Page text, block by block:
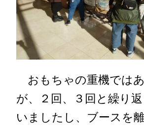
おもちゃの重機では
が、２回、３回と繰り
いましたし、ブースを